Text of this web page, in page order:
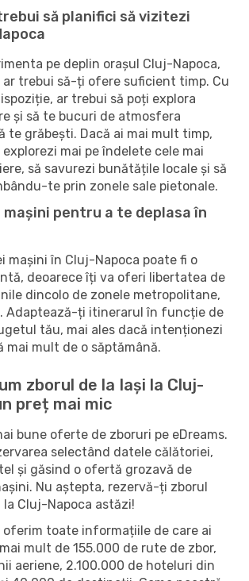
să planifici să vizitezi
pe deplin orașul Cluj-Napoca,
ar trebui să-ți ofere suficient timp. Cu
ar trebui să poți explora
și să te bucuri de atmosfera
te grăbești. Dacă ai mai mult timp,
mai pe îndelete cele mai
să savurezi bunătățile locale și să
te prin zonele sale pietonale.
pentru a te deplasa în
mașini în Cluj-Napoca poate fi o
deoarece îți va oferi libertatea de
dincolo de zonele metropolitane,
Adaptează-ți itinerarul în funcție de
tău, mai ales dacă intenționezi
mai mult de o săptămână.
zborul de la Iași la Cluj-
preț mai mic
bune oferte de zboruri pe eDreams.
selectând datele călătoriei,
și găsind o ofertă grozavă de
Nu aștepta, rezervă-ți zborul
Cluj-Napoca astăzi!
oferim toate informațiile de care ai
mult de 155.000 de rute de zbor,
aeriene, 2.100.000 de hoteluri din